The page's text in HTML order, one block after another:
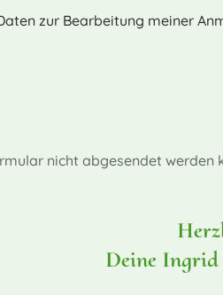
zur Bearbeitung meiner
nicht abgesendet werden
Deine